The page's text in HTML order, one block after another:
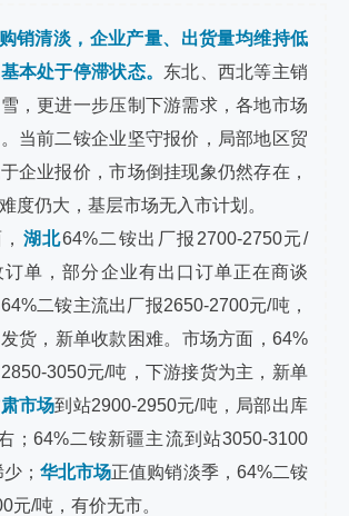
销清淡，企业产量、出货量均维持低
本处于停滞状态。 东北、西北等主销
，更进一步压制下游需求，各地市场
当前二铵企业坚守报价，局部地区贸
企业报价，市场倒挂现象仍然存在，
度仍大，基层市场无入市计划。
湖北64%二铵出厂报2700-2750元/
订单，部分企业有出口订单正在商谈
二铵主流出厂报2650-2700元/吨，
货，新单收款困难。市场方面，64%
3050元/吨，下游接货为主，新单
市场到站2900-2950元/吨，局部出库
；64%二铵新疆主流到站3050-3100
； 华北市场正值购销淡季，64%二铵
元/吨，有价无市。